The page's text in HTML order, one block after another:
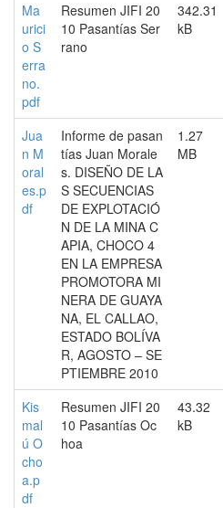
Ma
urici
o S
erra
no.
pdf
Resumen JIFI 20
10 Pasantías Ser
rano
342.31
kB
Jua
n M
oral
es.p
df
Informe de pasan
tías Juan Morale
s. DISEÑO DE LA
S SECUENCIAS
DE EXPLOTACIÓ
N DE LA MINA C
APIA, CHOCO 4
EN LA EMPRESA
PROMOTORA MI
NERA DE GUAYA
NA, EL CALLAO,
ESTADO BOLÍVA
R, AGOSTO – SE
PTIEMBRE 2010
1.27
MB
Kis
mal
ú O
cho
a.p
df
Resumen JIFI 20
10 Pasantías Oc
hoa
43.32
kB